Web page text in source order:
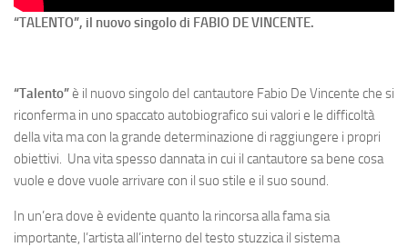
“TALENTO”, il nuovo singolo di FABIO DE VINCENTE.
“Talento”è il nuovo singolo deI cantautore Fabio De Vincente che si
riconferma in uno spaccato autobiografico sui valori e le difficoltà
della vita ma con la grande determinazione di raggiungere i propri
obiettivi. Una vita spesso dannata in cui il cantautore sa bene cosa
vuole e dove vuole arrivare con il suo stile e il suo sound.
In un’era dove è evidente quanto la rincorsa alla fama sia
importante, l’artista all’interno del testo stuzzica il sistema